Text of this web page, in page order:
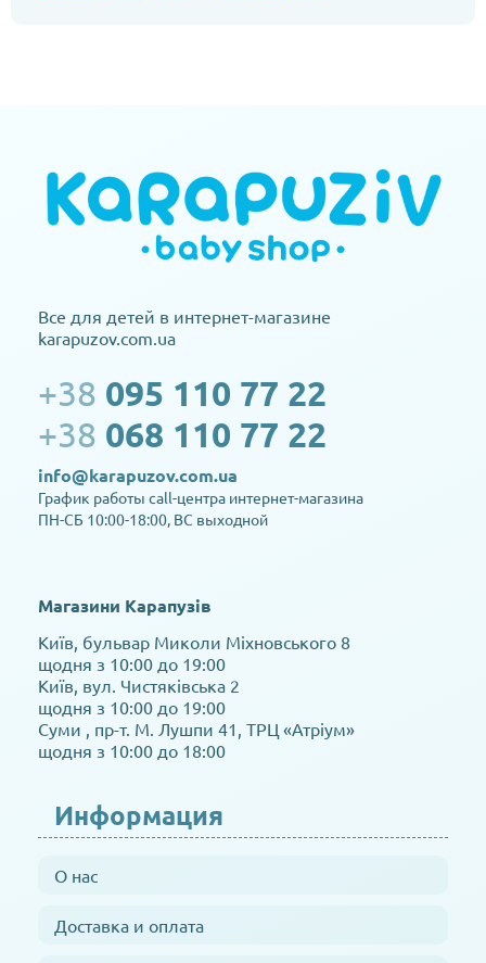
Все для детей в интернет-магазине
karapuzov.com.ua
+38 095 110 77 22
+38 068 110 77 22
info@karapuzov.com.ua
График работы call-центра интернет-магазина
ПН-СБ 10:00-18:00, ВС выходной
Магазини Карапузів
Київ, бульвар Миколи Міхновського 8
щодня з 10:00 до 19:00
Київ, вул. Чистяківська 2
щодня з 10:00 до 19:00
Суми , пр-т. М. Лушпи 41, ТРЦ «Атріум»
щодня з 10:00 до 18:00
Информация
О нас
Доставка и оплата